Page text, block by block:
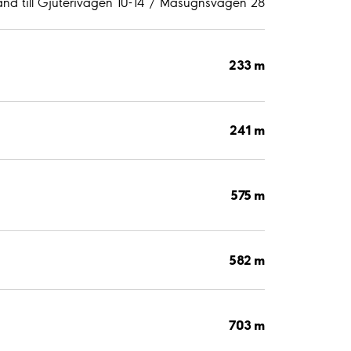
233 m
241 m
575 m
582 m
703 m